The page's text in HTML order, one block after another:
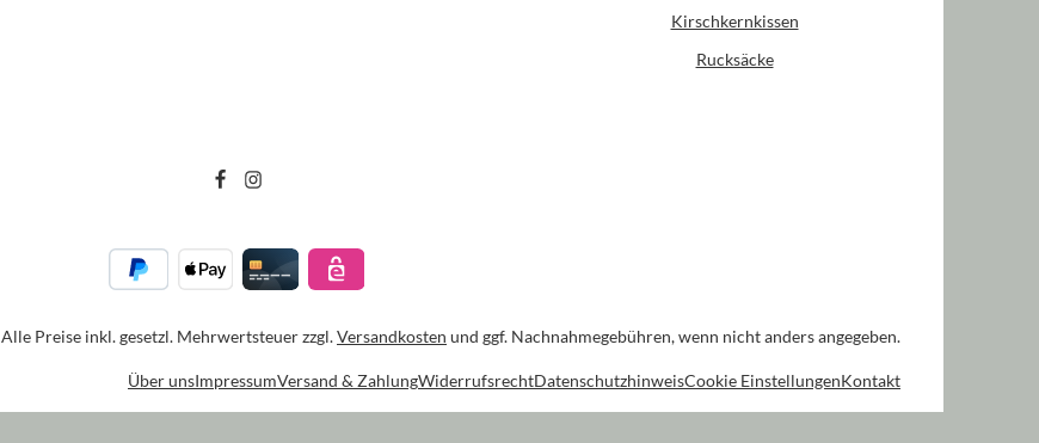
Kirschkernkissen
Rucksäcke
Alle Preise inkl. gesetzl. Mehrwertsteuer zzgl.Versandkosten und ggf. Nachnahmegebühren, wenn nicht anders angegeben.
Über unsImpressumVersand & ZahlungWiderrufsrechtDatenschutzhinweisCookie EinstellungenKontakt